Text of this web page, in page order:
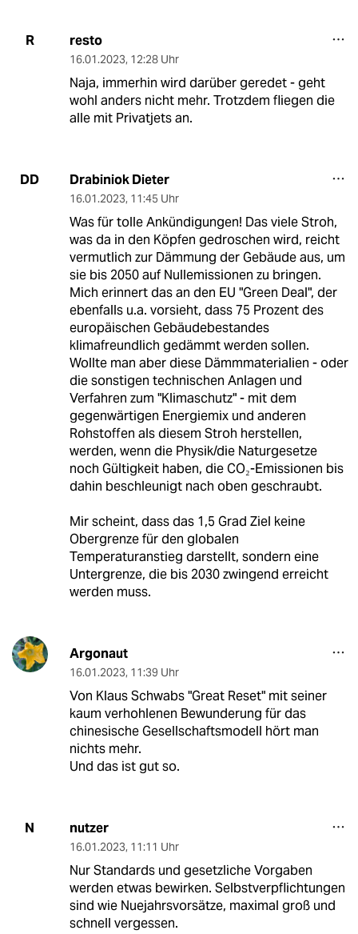
R resto
16.01.2023, 12:28 Uhr
Naja, immerhin wird darüber geredet - geht
wohl anders nicht mehr. Trotzdem fliegen die
alle mit Privatjets an.
DD Drabiniok Dieter
16.01.2023, 11:45 Uhr
Was für tolle Ankündigungen! Das viele Stroh,
was da in den Köpfen gedroschen wird, reicht
vermutlich zur Dämmung der Gebäude aus, um
sie bis 2050 auf Nullemissionen zu bringen.
Mich erinnert das an den EU "Green Deal", der
ebenfalls u.a. vorsieht, dass 75 Prozent des
europäischen Gebäudebestandes
klimafreundlich gedämmt werden sollen.
Wollte man aber diese Dämmmaterialien - oder
die sonstigen technischen Anlagen und
Verfahren zum "Klimaschutz" - mit dem
gegenwärtigen Energiemix und anderen
Rohstoffen als diesem Stroh herstellen,
werden, wenn die Physik/die Naturgesetze
noch Gültigkeit haben, die CO₂-Emissionen bis
dahin beschleunigt nach oben geschraubt.
Mir scheint, dass das 1,5 Grad Ziel keine
Obergrenze für den globalen
Temperaturanstieg darstellt, sondern eine
Untergrenze, die bis 2030 zwingend erreicht
werden muss.
Argonaut
16.01.2023, 11:39 Uhr
Von Klaus Schwabs "Great Reset" mit seiner
kaum verhohlenen Bewunderung für das
chinesische Gesellschaftsmodell hört man
nichts mehr.
Und das ist gut so.
N nutzer
16.01.2023, 11:11 Uhr
Nur Standards und gesetzliche Vorgaben
werden etwas bewirken. Selbstverpflichtungen
sind wie Nuejahrsvorsätze, maximal groß und
schnell vergessen.